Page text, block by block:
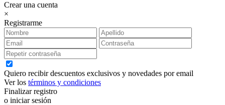
Crear una cuenta
×
Registrarme
Quiero recibir descuentos exclusivos y novedades por email
Ver los términos y condiciones
Finalizar registro
o iniciar sesión